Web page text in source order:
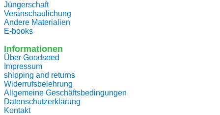
Jüngerschaft
Veranschaulichung
Andere Materialien
E-books
Informationen
Über Goodseed
Impressum
shipping and returns
Widerrufsbelehrung
Allgemeine Geschäftsbedingungen
Datenschutzerklärung
Kontakt